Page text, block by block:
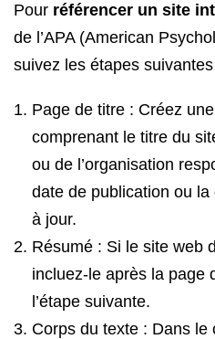
Pour référencer un site
de l’APA (American
suivez les étapes
Page de titre : Créez
comprenant le titre du
ou de l’organisation
date de publication ou
à jour.
Résumé : Si le site web
incluez-le après la page
l’étape suivante.
Corps du texte : Dans